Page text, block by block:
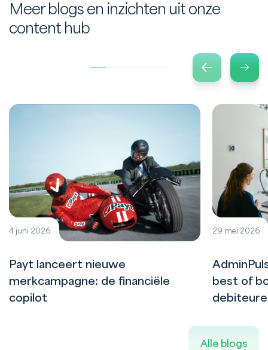
Meer blogs en inzichten uit onze
content hub
4 juni 2026
Payt lanceert nieuwe
merkcampagne: de financiële
copilot
29 mei 2026
best of
Alle blogs